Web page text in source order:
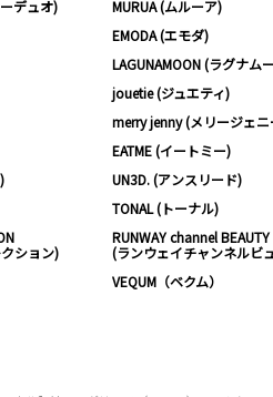
デュオ)
MURUA (ムルーア)
EMODA (エモダ)
LAGUNAMOON (ラグナム
jouetie (ジュエティ)
merry jenny (メリージェニ
EATME (イートミー)
UN3D. (アンスリード)
TONAL (トーナル)
ション)
RUNWAY channel BEAUTY
(ランウェイチャンネルビ
VEQUM（ベクム）